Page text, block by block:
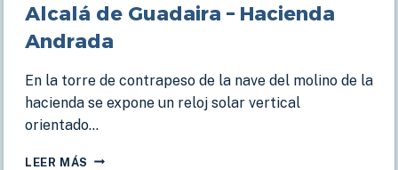
Alcalá de Guadaira – Hacienda
Andrada
En la torre de contrapeso de la nave del molino de la
hacienda se expone un reloj solar vertical
orientado…
LEER MÁS ALCALÁ